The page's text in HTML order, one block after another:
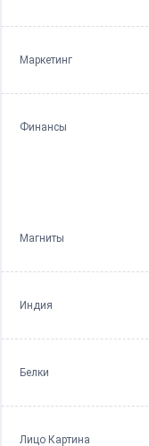
Маркетинг
Финансы
Магниты
Индия
Белки
Лицо Картина